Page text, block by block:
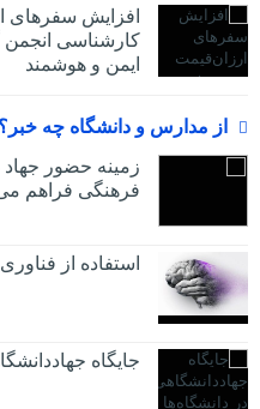
افزایش سفرهای
کارشناسی انجمن
ایمن و هوشمند
از مدارس و دانشگاه چه خبر؟
زمینه حضور
فرهنگی فراهم
استفاده از
جایگاه